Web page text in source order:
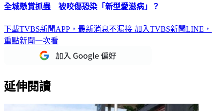
全城懸賞抓蟲 被咬傷恐染「新型愛滋病」？
下載TVBS新聞APP，最新消息不漏接 加入TVBS新聞LINE，
重點新聞一次看
延伸閱讀